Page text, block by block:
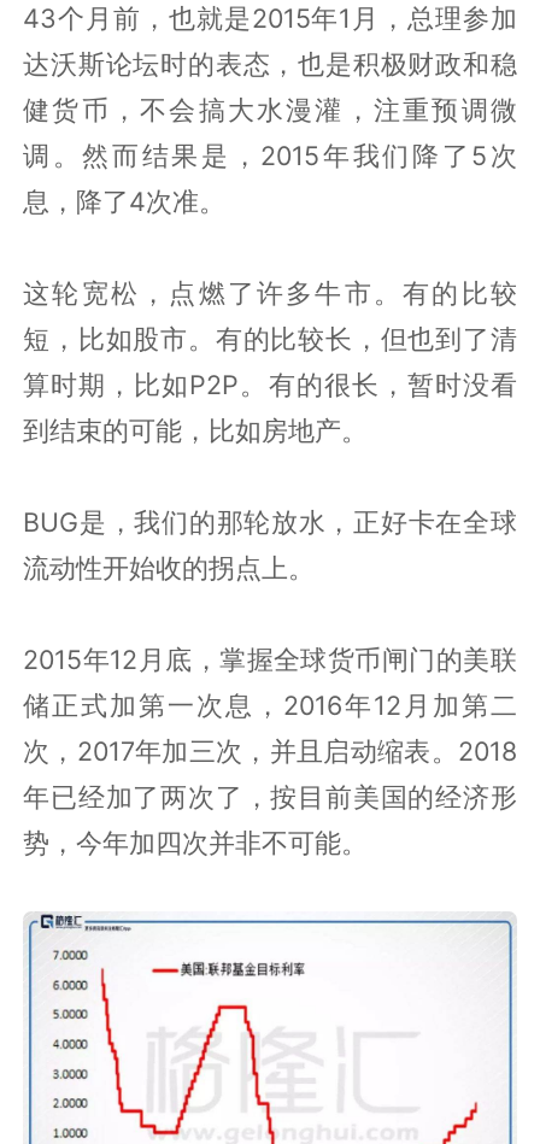
43个月前，也就是2015年1月，总理参加
达沃斯论坛时的表态，也是积极财政和稳
健货币，不会搞大水漫灌，注重预调微
调。然而结果是，2015年我们降了5次
息，降了4次准。
这轮宽松，点燃了许多牛市。有的比较
短，比如股市。有的比较长，但也到了清
算时期，比如P2P。有的很长，暂时没看
到结束的可能，比如房地产。
BUG是，我们的那轮放水，正好卡在全球
流动性开始收的拐点上。
2015年12月底，掌握全球货币闸门的美联
储正式加第一次息，2016年12月加第二
次，2017年加三次，并且启动缩表。2018
年已经加了两次了，按目前美国的经济形
势，今年加四次并非不可能。